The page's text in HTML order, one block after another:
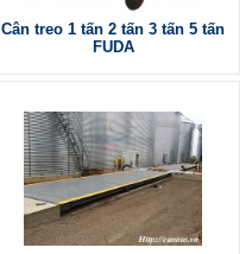
Cân treo 1 tấn 2 tấn 3 tấn 5 tấn
FUDA